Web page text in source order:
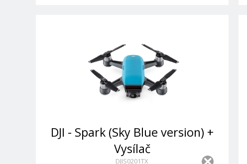
DJI - Spark (Sky Blue version) +
Vysílač
DJIS0201TX